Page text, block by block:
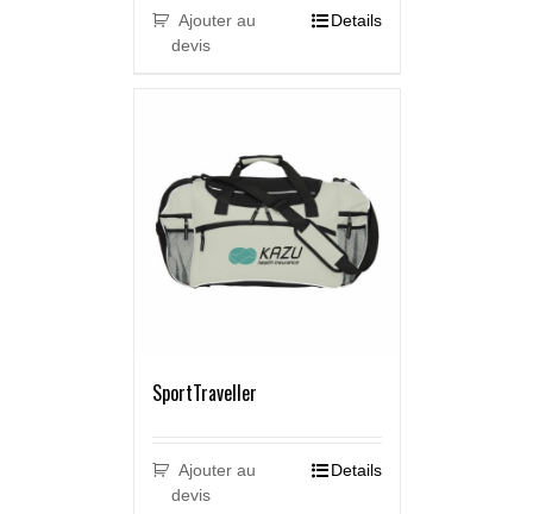
Ajouter au
devis
Details
SportTraveller
Ajouter au
devis
Details